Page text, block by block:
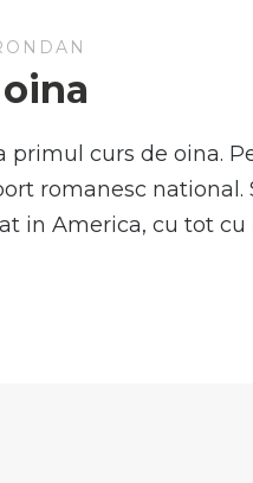
primul curs de oina.
romanesc
in America, cu tot cu